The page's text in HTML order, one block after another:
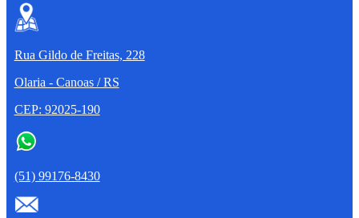
Rua Gildo de Freitas, 228
Olaria - Canoas / RS
CEP: 92025-190
(51) 99176-8430